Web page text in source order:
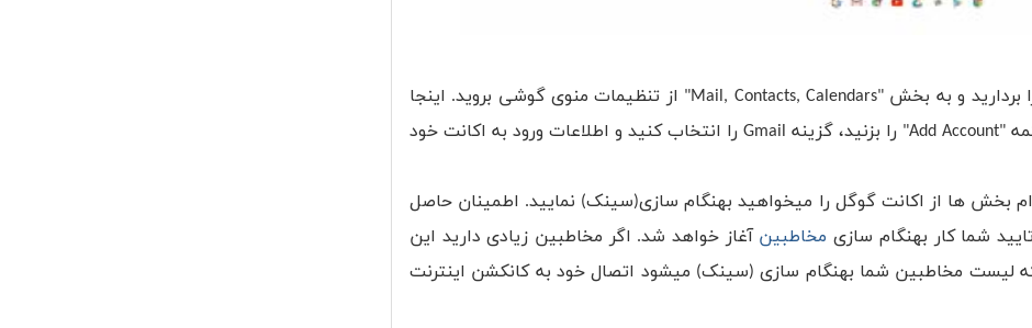
به محض اینکه اکانت گوگل را ساختید، آیفون خود را بردارید و به بخش "Mail, Contacts, Calendars" از تنظیمات منوی گوشی بروید. اینجا
همان جاییست که وارد اکانت گوگل خود میشوید. دکمه "Add Account" را بزنید، گزینه Gmail را انتخاب کنید و اطلاعات ورود به اکانت خود
بخش ها از اکانت گوگل را میخواهید بهنگام سازی(سینک) نمایید. اطمینان حاصل
شما کار بهنگام سازی مخاطبین آغاز خواهد شد. اگر مخاطبین زیادی دارید این
لیست مخاطبین شما بهنگام سازی (سینک) میشود اتصال خود به کانکشن اینترنت